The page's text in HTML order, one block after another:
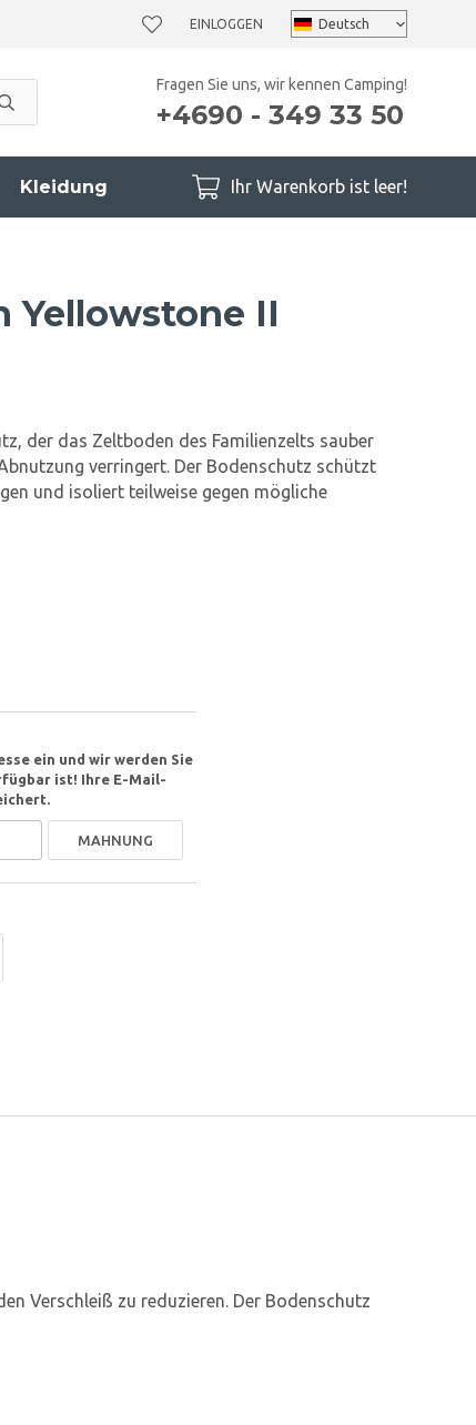
EINLOGGEN
Fragen Sie uns, wir kennen Camping!
+4690 - 349 33 50
Kleidung Ihr Warenkorb ist leer!
Yellowstone II
der das Zeltboden des Familienzelts sauber
verringert. Der Bodenschutz schützt
und isoliert teilweise gegen mögliche
ein und wir werden Sie
ist! Ihre E-Mail-
MAHNUNG
Verschleiß zu reduzieren. Der Bodenschutz